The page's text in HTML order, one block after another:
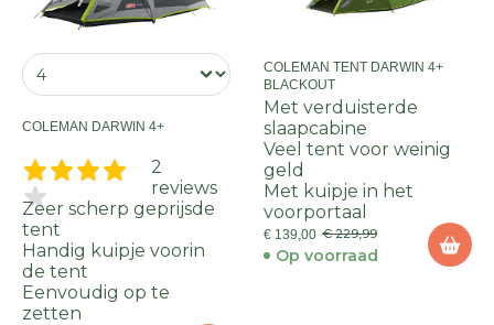
COLEMAN DARWIN 4+
2
reviews
Zeer scherp geprijsde
tent
Handig kuipje voorin
de tent
Eenvoudig op te
zetten
COLEMAN TENT DARWIN 4+
BLACKOUT
Met verduisterde
slaapcabine
Veel tent voor weinig
geld
Met kuipje in het
voorportaal
€ 139,00 € 229,99
Op voorraad